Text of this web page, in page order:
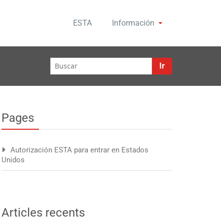
ESTA Información
Ir
Pages
Autorización ESTA para entrar en Estados
Unidos
Articles recents